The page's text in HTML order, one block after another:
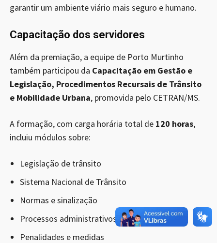
garantir um ambiente viário mais seguro e humano.
Capacitação dos servidores
Além da premiação, a equipe de Porto Murtinho
também participou da Capacitação em Gestão e
Legislação, Procedimentos Recursais de Trânsito
e Mobilidade Urbana, promovida pelo CETRAN/MS.
A formação, com carga horária total de 120 horas,
incluiu módulos sobre:
Legislação de trânsito
Sistema Nacional de Trânsito
Normas e sinalização
Processos administrativos
Penalidades e medidas